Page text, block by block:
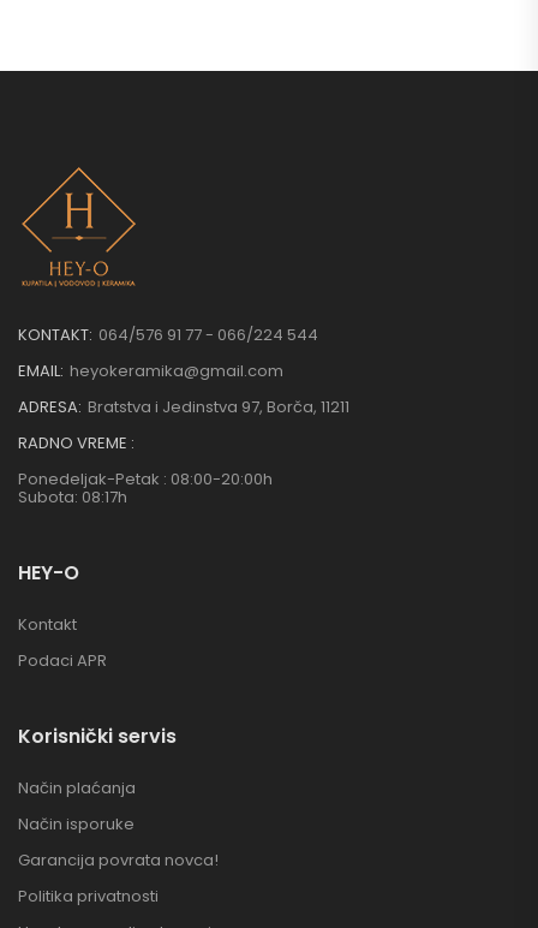
KONTAKT: 064/576 91 77 - 066/224 544
EMAIL: heyokeramika@gmail.com
ADRESA: Bratstva i Jedinstva 97, Borča, 11211
RADNO VREME :
Ponedeljak-Petak : 08:00-20:00h
Subota: 08:17h
HEY-O
Kontakt
Podaci APR
Korisnički servis
Način plaćanja
Način isporuke
Garancija povrata novca!
Politika privatnosti